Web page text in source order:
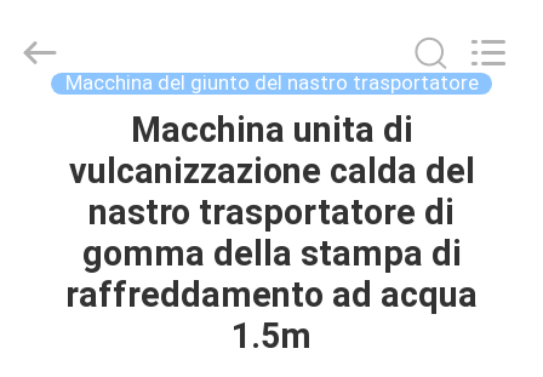
PRODOTTI
CIRCA
Running
Machine
Macchina del giunto del nastro trasportatore
Macchina unita di
vulcanizzazione calda del
nastro trasportatore di
gomma della stampa di
raffreddamento ad acqua
1.5m